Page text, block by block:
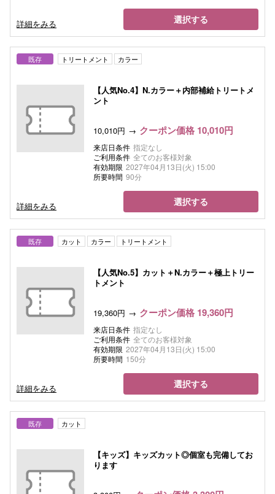
詳細をみる 選択する
既存 トリートメント カラー
【人気No.4】N.カラー＋内部補給トリートメ
ント
10,010円 クーポン価格 10,010円
来店日条件 指定なし
ご利用条件 全てのお客様対象
有効期限 2027年04月13日(火) 15:00
所要時間 90分
詳細をみる 選択する
既存 カット カラー トリートメント
【人気No.5】カット＋N.カラー＋極上トリー
トメント
19,360円 クーポン価格 19,360円
来店日条件 指定なし
ご利用条件 全てのお客様対象
有効期限 2027年04月13日(火) 15:00
所要時間 150分
詳細をみる 選択する
既存 カット
【キッズ】キッズカット◎個室も完備してお
ります